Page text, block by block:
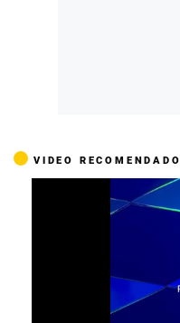
VIDEO RECOMENDADO